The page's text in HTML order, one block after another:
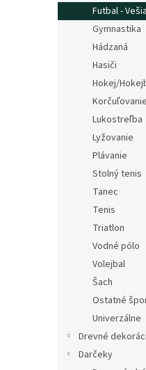
Futbal -
Gymnastika
Hádzaná
Hasiči
Hokej/
Korčuľovanie
Lukostreľba
Lyžovanie
Plávanie
Stolný tenis
Tanec
Tenis
Triatlon
Vodné pólo
Volejbal
Šach
Ostatné
Univerzálne
Drevné
Darčeky